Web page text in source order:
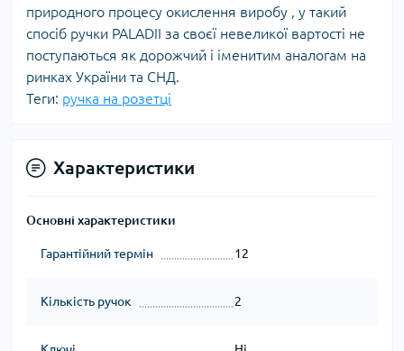
природного процесу окислення виробу , у такий
спосіб ручки PALADII за своєї невеликої вартості не
поступаються як дорожчий і іменитим аналогам на
ринках України та СНД.
Теги: ручка на розетці
Характеристики
Основні характеристики
Гарантійний термін 12
Кількість ручок 2